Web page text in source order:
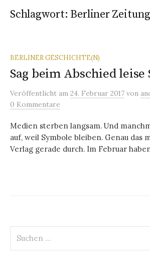
Schlagwort: Berliner Zeitung
BERLINER GESCHICHTE(N)
Sag beim Abschied leise
Veröffentlicht am 24. Februar 2017 von
0 Kommentare
Medien sterben langsam. Und
auf, weil Symbole bleiben. Genau das
Verlag gerade durch. Im Februar
nach: